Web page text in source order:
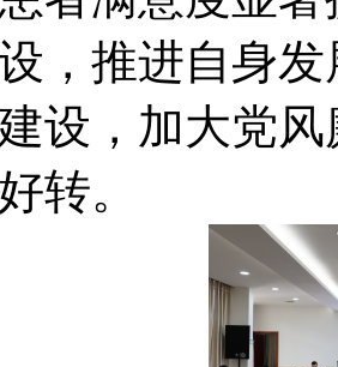
，推进自身
设，加大党
转。